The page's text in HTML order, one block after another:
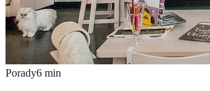
Porady6 min